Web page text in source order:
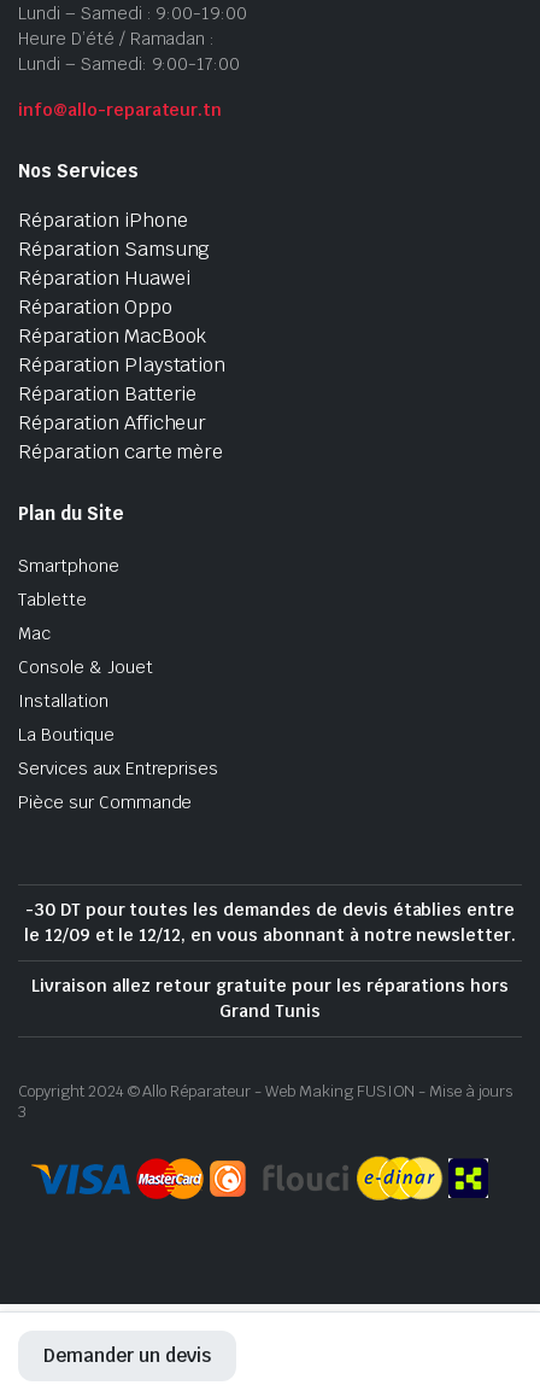
Demander un devis
Lundi – Samedi : 9:00-19:00
Heure D’été / Ramadan :
Lundi – Samedi: 9:00-17:00
info@allo-reparateur.tn
Nos Services
Réparation iPhone
Réparation Samsung
Réparation Huawei
Réparation Oppo
Réparation MacBook
Réparation Playstation
Réparation Batterie
Réparation Afficheur
Réparation carte mère
Plan du Site
Smartphone
Tablette
Mac
Console & Jouet
Installation
La Boutique
Services aux Entreprises
Pièce sur Commande
-30 DT pour toutes les demandes de devis établies entre
le 12/09 et le 12/12, en vous abonnant à notre newsletter.
Livraison allez retour gratuite pour les réparations hors
Grand Tunis
Copyright 2024 © Allo Réparateur - Web Making FUSION - Mise à jours
3